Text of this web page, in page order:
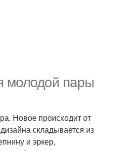
молодой пары
Новое происходит от
складывается из
и эркер,